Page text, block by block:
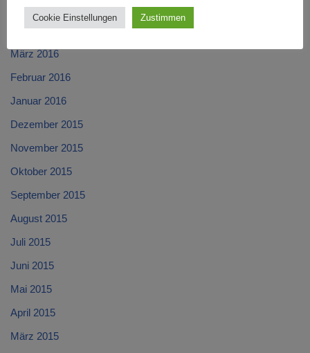
Mai 2016
April 2016
März 2016
Februar 2016
Januar 2016
Dezember 2015
November 2015
Oktober 2015
September 2015
August 2015
Juli 2015
Juni 2015
Mai 2015
April 2015
März 2015
Cookie Einstellungen Zustimmen